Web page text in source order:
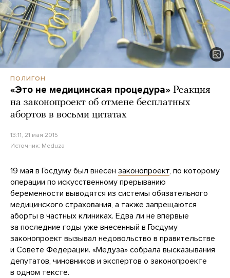
ПОЛИГОН
«Это не медицинская процедура» Реакция
на законопроект об отмене бесплатных
абортов в восьми цитатах
13:11, 21 мая 2015
Источник: Meduza
19 мая в Госдуму был внесен законопроект, по которому
операции по искусственному прерыванию
беременности выводятся из системы обязательного
медицинского страхования, а также запрещаются
аборты в частных клиниках. Едва ли не впервые
за последние годы уже внесенный в Госдуму
законопроект вызывал недовольство в правительстве
и Совете Федерации. «Медуза» собрала высказывания
депутатов, чиновников и экспертов о законопроекте
в одном тексте.